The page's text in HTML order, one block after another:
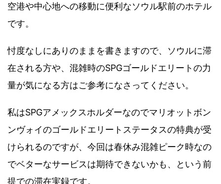
空港や中心地への移動に便利なソウル駅前のホテル
です。
忖度なしにありのままを書きますので、ソウルに滞
在される方や、混雑時のSPGゴールドエリートの力
量が気になる方はご参考になさってください。
私はSPGアメックスホルダーなのでマリオットボン
ンヴォイのゴールドエリートステータスの特典が受
けられるのですが、今回は春休み混雑ピーク時なの
でベターなサービスは期待できないかも、という前
提での滞在実録です。